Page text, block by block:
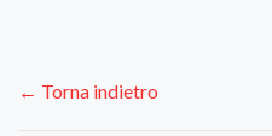
← Torna indietro